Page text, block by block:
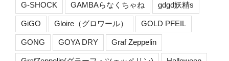
G-SHOCK GAMBAらなくちゃね gdgd妖精s
GiGO Gloire（グロワール） GOLD PFEIL
GONG GOYA DRY Graf Zeppelin